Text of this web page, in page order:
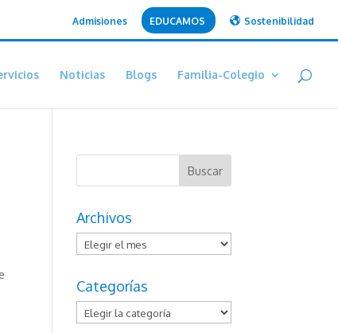
Admisiones EDUCAMOS Sostenibilidad
Noticias Blogs Familia-Colegio
Archivos
Archivos
Categorías
Categorías